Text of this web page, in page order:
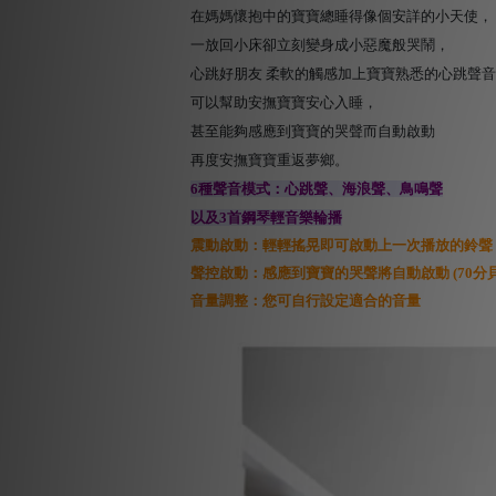
在媽媽懷抱中的寶寶總睡得像個安詳的小天使，
一放回小床卻立刻變身成小惡魔般哭鬧，
心跳好朋友 柔軟的觸感加上寶寶熟悉的心跳聲音
可以幫助安撫寶寶安心入睡，
甚至能夠感應到寶寶的哭聲而自動啟動
再度安撫寶寶重返夢鄉。
6種聲音模式：心跳聲、海浪聲、鳥鳴聲
以及3首鋼琴輕音樂輪播
震動啟動：輕輕搖晃即可啟動上一次播放的鈴聲
聲控啟動：感應到寶寶的哭聲將自動啟動 (70分
音量調整：您可自行設定適合的音量